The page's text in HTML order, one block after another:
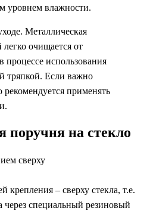
уровнем влажности.
Металлическая
очищается от
процессе использования
тряпкой. Если важно
рекомендуется применять
поручня на стекло
крепления – сверху стекла, т.е.
через специальный резиновый